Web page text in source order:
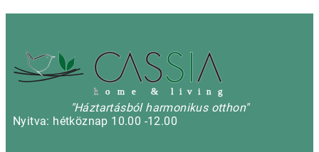
h o m e & l i v i n g
"Háztartásból harmonikus otthon"
Nyitva: hétköznap 10.00 -12.00